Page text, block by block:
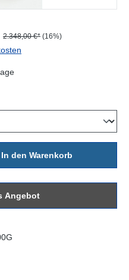
2.348,00 €* (16%)
In den Warenkorb
Angebot